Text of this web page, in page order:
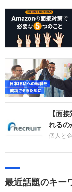
【面
れるの
個人と
やこれ
しょう。
最近話題のキー